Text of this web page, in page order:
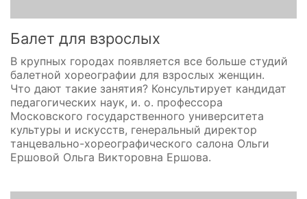
Балет для взрослых
В крупных городах появляется все больше студий
балетной хореографии для взрослых женщин.
Что дают такие занятия? Консультирует кандидат
педагогических наук, и. о. профессора
Московского государственного университета
культуры и искусств, генеральный директор
танцевально-хореографического салона Ольги
Ершовой Ольга Викторовна Ершова.